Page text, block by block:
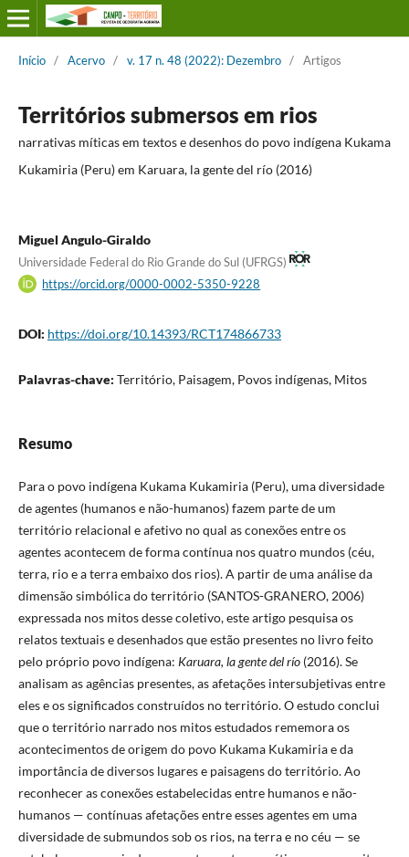
Início / Acervo / v. 17 n. 48 (2022): Dezembro / Artigos
Territórios submersos em rios
narrativas míticas em textos e desenhos do povo indígena Kukama
Kukamiria (Peru) em Karuara, la gente del río (2016)
Miguel Angulo-Giraldo
Universidade Federal do Rio Grande do Sul (UFRGS)
https://orcid.org/0000-0002-5350-9228
DOI: https://doi.org/10.14393/RCT174866733
Palavras-chave: Território, Paisagem, Povos indígenas, Mitos
Resumo
Para o povo indígena Kukama Kukamiria (Peru), uma diversidade
de agentes (humanos e não-humanos) fazem parte de um
território relacional e afetivo no qual as conexões entre os
agentes acontecem de forma contínua nos quatro mundos (céu,
terra, rio e a terra embaixo dos rios). A partir de uma análise da
dimensão simbólica do território (SANTOS-GRANERO, 2006)
expressada nos mitos desse coletivo, este artigo pesquisa os
relatos textuais e desenhados que estão presentes no livro feito
pelo próprio povo indígena: Karuara, la gente del río(2016). Se
analisam as agências presentes, as afetações intersubjetivas entre
eles e os significados construídos no território. O estudo conclui
que o território narrado nos mitos estudados rememora os
acontecimentos de origem do povo Kukama Kukamiria e da
importância de diversos lugares e paisagens do território. Ao
reconhecer as conexões estabelecidas entre humanos e não-
humanos — contínuas afetações entre esses agentes em uma
diversidade de submundos sob os rios, na terra e no céu — se